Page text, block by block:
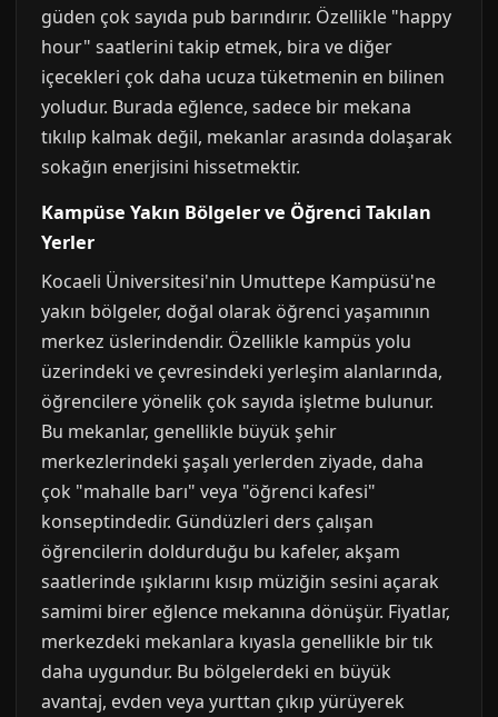
güden çok sayıda pub barındırır. Özellikle "happy
hour" saatlerini takip etmek, bira ve diğer
içecekleri çok daha ucuza tüketmenin en bilinen
yoludur. Burada eğlence, sadece bir mekana
tıkılıp kalmak değil, mekanlar arasında dolaşarak
sokağın enerjisini hissetmektir.
Kampüse Yakın Bölgeler ve Öğrenci Takılan
Yerler
Kocaeli Üniversitesi'nin Umuttepe Kampüsü'ne
yakın bölgeler, doğal olarak öğrenci yaşamının
merkez üslerindendir. Özellikle kampüs yolu
üzerindeki ve çevresindeki yerleşim alanlarında,
öğrencilere yönelik çok sayıda işletme bulunur.
Bu mekanlar, genellikle büyük şehir
merkezlerindeki şaşalı yerlerden ziyade, daha
çok "mahalle barı" veya "öğrenci kafesi"
konseptindedir. Gündüzleri ders çalışan
öğrencilerin doldurduğu bu kafeler, akşam
saatlerinde ışıklarını kısıp müziğin sesini açarak
samimi birer eğlence mekanına dönüşür. Fiyatlar,
merkezdeki mekanlara kıyasla genellikle bir tık
daha uygundur. Bu bölgelerdeki en büyük
avantaj, evden veya yurttan çıkıp yürüyerek